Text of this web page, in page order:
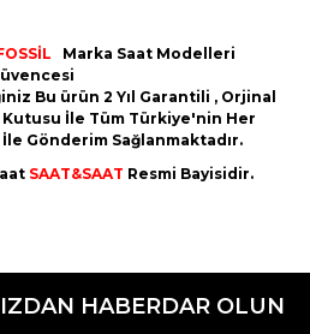
Marka Saat Modelleri
Bu ürün 2 Yıl Garantili , Orjinal
İle Tüm Türkiye'nin Her
Gönderim Sağlanmaktadır.
SAAT&SAAT Resmi Bayisidir.
noktaları öneri formunu
ederiz.
HABERDAR OLUN